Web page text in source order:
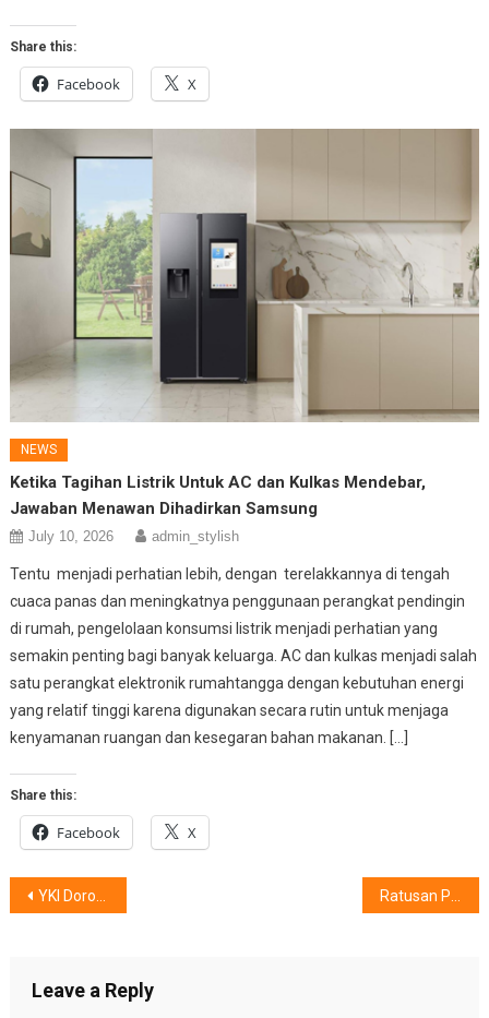
Share this:
Facebook X
NEWS
Ketika Tagihan Listrik Untuk AC dan Kulkas Mendebar,
Jawaban Menawan Dihadirkan Samsung
July 10, 2026 admin_stylish
Tentu menjadi perhatian lebih, dengan terelakkannya di tengah
cuaca panas dan meningkatnya penggunaan perangkat pendingin
di rumah, pengelolaan konsumsi listrik menjadi perhatian yang
semakin penting bagi banyak keluarga. AC dan kulkas menjadi salah
satu perangkat elektronik rumahtangga dengan kebutuhan energi
yang relatif tinggi karena digunakan secara rutin untuk menjaga
kenyamanan ruangan dan kesegaran bahan makanan. […]
Share this:
Facebook X
Post
YKI Dorong Pendekatan Psikososial bagi Penyintas Kanker
Leave a Reply